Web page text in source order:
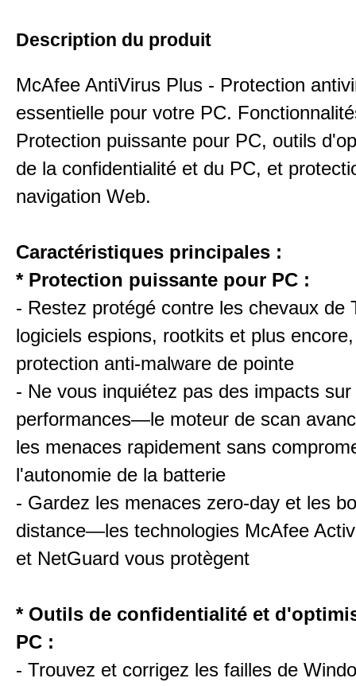
Description du produit
McAfee AntiVirus Plus - Protection
essentielle pour votre PC.
Protection puissante pour PC, outils
de la confidentialité et du PC, et
navigation Web.
Caractéristiques principales :
* Protection puissante pour PC :
- Restez protégé contre les chevaux de
logiciels espions, rootkits et plus
protection anti-malware de pointe
- Ne vous inquiétez pas des impacts sur
performances—le moteur de scan
les menaces rapidement sans
l'autonomie de la batterie
- Gardez les menaces zero-day et les
distance—les technologies McAfee
et NetGuard vous protègent
* Outils de confidentialité et
PC :
- Trouvez et corrigez les failles de